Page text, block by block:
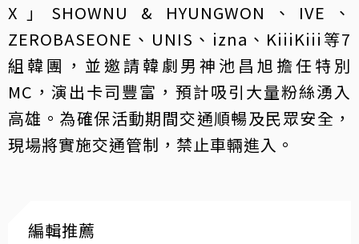
X」SHOWNU & HYUNGWON、IVE、
ZEROBASEONE、UNIS、izna、KiiiKiii等7
組韓團，並邀請韓劇男神池昌旭擔任特別
MC，演出卡司豐富，預計吸引大量粉絲湧入
高雄。為確保活動期間交通順暢及民眾安全，
現場將實施交通管制，禁止車輛進入。
編輯推薦